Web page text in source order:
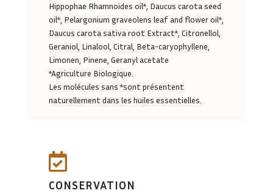
Hippophae Rhamnoides oil*, Daucus carota seed
oil*, Pelargonium graveolens leaf and flower oil*,
Daucus carota sativa root Extract*, Citronellol,
Geraniol, Linalool, Citral, Beta-caryophyllene,
Limonen, Pinene, Geranyl acetate
*Agriculture Biologique.
Les molécules sans *sont présentent
naturellement dans les huiles essentielles.

CONSERVATION